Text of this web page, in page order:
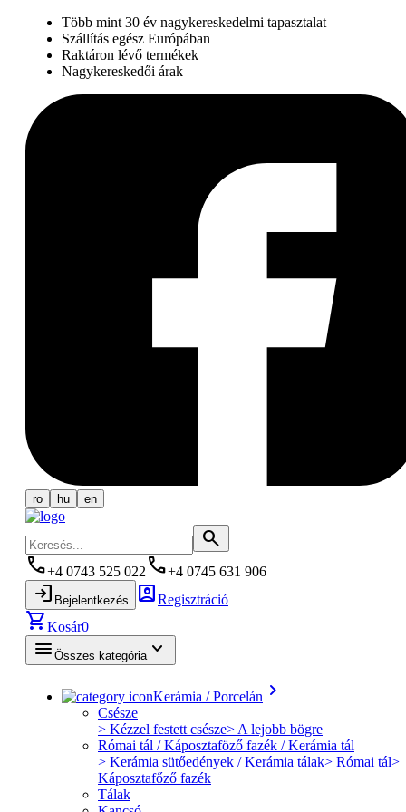
Több mint 30 év nagykereskedelmi tapasztalat
Szállítás egész Európában
Raktáron lévő termékek
Nagykereskedői árak
ro hu en
search
phone+4 0743 525 022 phone+4 0745 631 906
login Bejelentkezés account_boxRegisztráció
shopping_cartKosár0
menu Összes kategória keyboard_arrow_down
Kerámia / Porcelán keyboard_arrow_right
Csésze
> Kézzel festett csésze> A lejobb bögre
Római tál / Káposztaföző fazék / Kerámia tál
> Kerámia sütőedények / Kerámia tálak> Római tál>
Káposztafőző fazék
Tálak